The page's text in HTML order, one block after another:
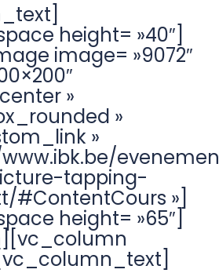
height= »40″]
image= »9072″
»
»
»
www.ibk.be/
tapping-
#ContentCours »]
height= »65″]